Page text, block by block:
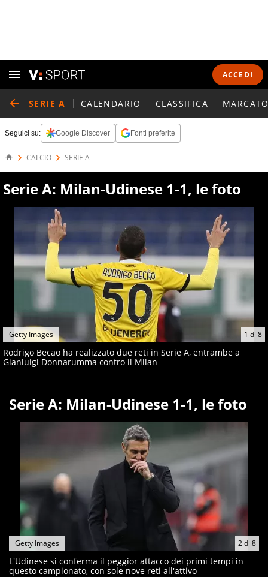
ACCEDI
SERIE A CALENDARIO CLASSIFICA
Seguici su: Google Discover Fonti preferite
CALCIO SERIE A
Serie A: Milan-Udinese 1-1, le foto
1 di 8
Getty Images
Rodrigo Becao ha realizzato due reti in Serie A, entrambe a
Gianluigi Donnarumma contro il Milan
Serie A: Milan-Udinese 1-1, le foto
2di 8
Getty Images
L'Udinese si conferma il peggior attacco dei primi tempi in
questo campionato, con sole nove reti all'attivo